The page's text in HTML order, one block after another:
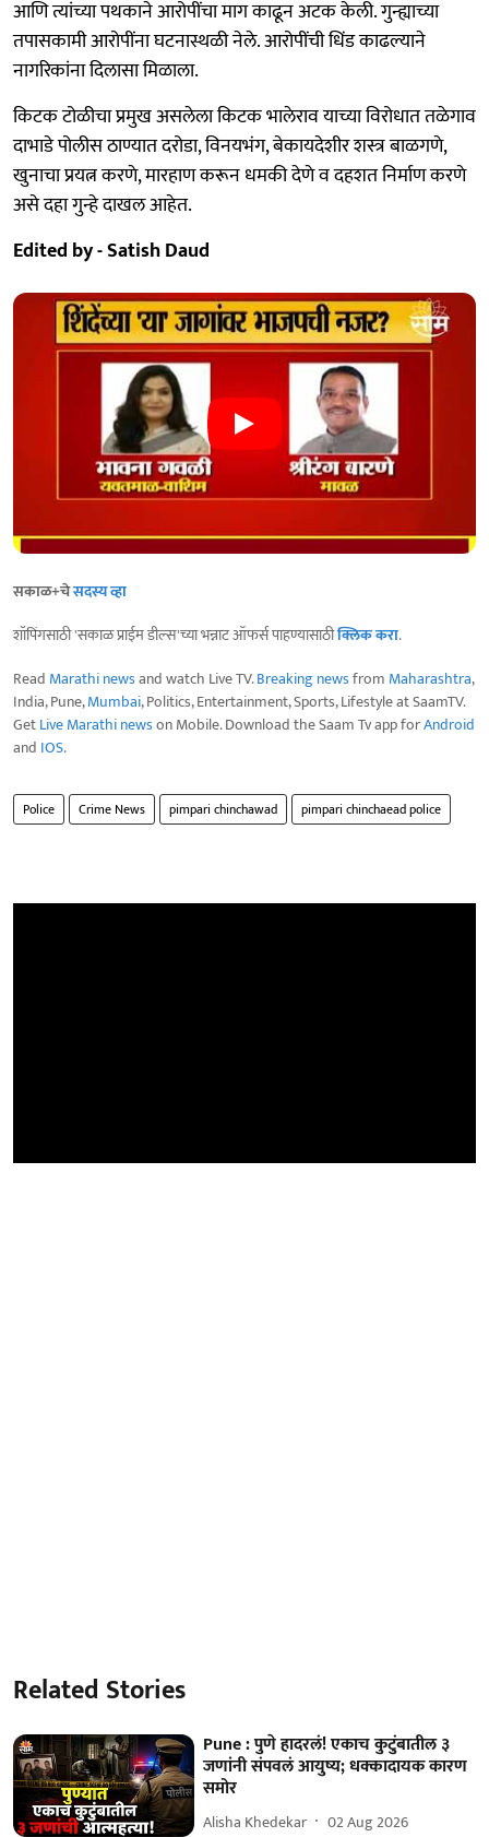
आणि त्यांच्या पथकाने आरोपींचा माग काढून अटक केली. गुन्ह्याच्या
तपासकामी आरोपींना घटनास्थळी नेले. आरोपींची धिंड काढल्याने
नागरिकांना दिलासा मिळाला.
किटक टोळीचा प्रमुख असलेला किटक भालेराव याच्या विरोधात तळेगाव
दाभाडे पोलीस ठाण्यात दरोडा, विनयभंग, बेकायदेशीर शस्त्र बाळगणे,
खुनाचा प्रयत्न करणे, मारहाण करून धमकी देणे व दहशत निर्माण करणे
असे दहा गुन्हे दाखल आहेत.
Edited by - Satish Daud
सकाळ+चेसदस्य व्हा
शॉपिंगसाठी 'सकाळ प्राईम डील्स'च्या भन्नाट ऑफर्स पाहण्यासाठीक्लिक करा.
Read Marathi newsand watch Live TV.Breaking newsfrom Maharashtra,
India, Pune,Mumbai, Politics, Entertainment, Sports, Lifestyle at SaamTV.
GetLive Marathi newson Mobile. Download the Saam Tv app forAndroid
and IOS.
Police Crime News pimpari chinchawad pimpari chinchaead police
Related Stories
Pune : पुणे हादरलं! एकाच कुटुंबातील ३
जणांनी संपवलं आयुष्य; धक्कादायक कारण
समोर
Alisha Khedekar 02 Aug 2026